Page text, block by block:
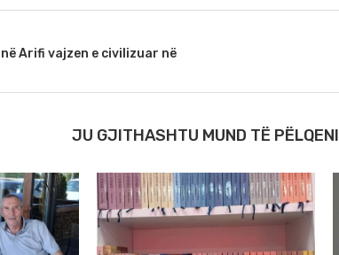
Arifi vajzen e civilizuar në
JU GJITHASHTU MUND TË PËLQENI